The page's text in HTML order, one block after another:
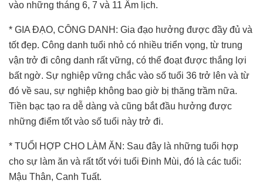
vào những tháng 6, 7 và 11 Âm lịch.
* GIA ĐẠO, CÔNG DANH: Gia đạo hưởng được đầy đủ và
tốt đẹp. Công danh tuổi nhỏ có nhiều triển vọng, từ trung
vận trở đi công danh rất vững, có thể đoạt được thắng lợi
bất ngờ. Sự nghiệp vững chắc vào số tuổi 36 trở lên và từ
đó về sau, sự nghiệp không bao giờ bị thăng trầm nữa.
Tiền bạc tạo ra dễ dàng và cũng bắt đầu hưởng được
những điểm tốt vào số tuổi này trở đi.
* TUỔI HỢP CHO LÀM ĂN: Sau đây là những tuổi hợp
cho sự làm ăn và rất tốt với tuổi Đinh Mùi, đó là các tuổi:
Mậu Thân, Canh Tuất.